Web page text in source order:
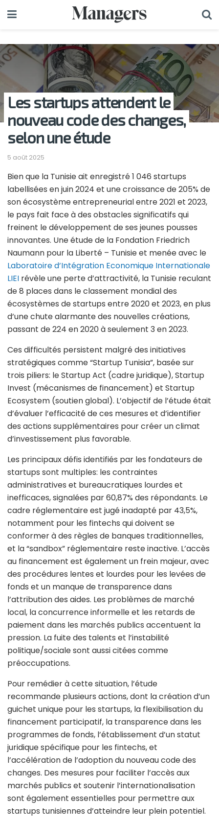
Les startups attendent le
nouveau code des changes,
selon une étude
5 août 2025
Bien que la Tunisie ait enregistré 1 046 startups
labellisées en juin 2024 et une croissance de 205% de
son écosystème entrepreneurial entre 2021 et 2023,
le pays fait face à des obstacles significatifs qui
freinent le développement de ses jeunes pousses
innovantes. Une étude de la Fondation Friedrich
Naumann pour la Liberté – Tunisie et menée avec le
Laboratoire d’Intégration Economique Internationale
LIEI révèle une perte d’attractivité, la Tunisie reculant
de 8 places dans le classement mondial des
écosystèmes de startups entre 2020 et 2023, en plus
d’une chute alarmante des nouvelles créations,
passant de 224 en 2020 à seulement 3 en 2023.
Ces difficultés persistent malgré des initiatives
stratégiques comme “Startup Tunisia”, basée sur
trois piliers: le Startup Act (cadre juridique), Startup
Invest (mécanismes de financement) et Startup
Ecosystem (soutien global). L’objectif de l’étude était
d’évaluer l’efficacité de ces mesures et d’identifier
des actions supplémentaires pour créer un climat
d’investissement plus favorable.
Les principaux défis identifiés par les fondateurs de
startups sont multiples: les contraintes
administratives et bureaucratiques lourdes et
inefficaces, signalées par 60,87% des répondants. Le
cadre réglementaire est jugé inadapté par 43,5%,
notamment pour les fintechs qui doivent se
conformer à des règles de banques traditionnelles,
et la “sandbox” réglementaire reste inactive. L’accès
au financement est également un frein majeur, avec
des procédures lentes et lourdes pour les levées de
fonds et un manque de transparence dans
l’attribution des aides. Les problèmes de marché
local, la concurrence informelle et les retards de
paiement dans les marchés publics accentuent la
pression. La fuite des talents et l’instabilité
politique/sociale sont aussi citées comme
préoccupations.
Pour remédier à cette situation, l’étude
recommande plusieurs actions, dont la création d’un
guichet unique pour les startups, la flexibilisation du
financement participatif, la transparence dans les
programmes de fonds, l’établissement d’un statut
juridique spécifique pour les fintechs, et
l’accélération de l’adoption du nouveau code des
changes. Des mesures pour faciliter l’accès aux
marchés publics et soutenir l’internationalisation
sont également essentielles pour permettre aux
startups tunisiennes d’atteindre leur plein potentiel.